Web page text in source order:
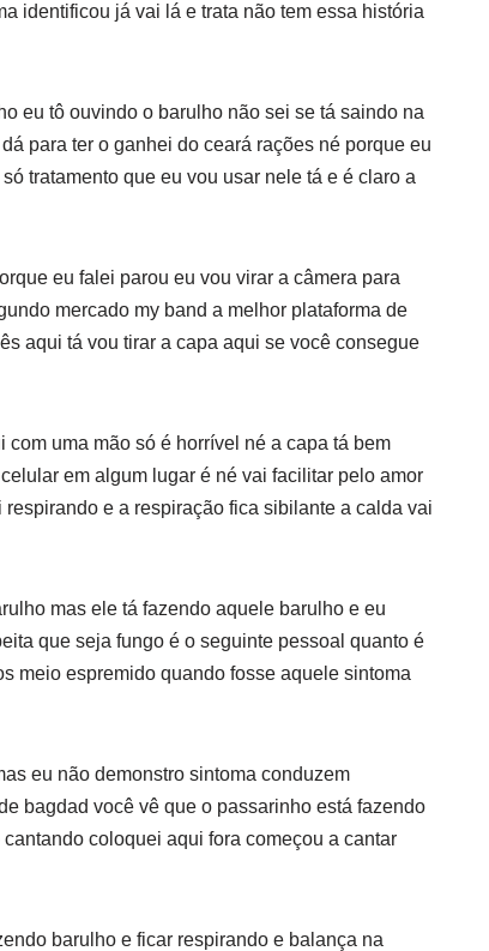
identificou já vai lá e trata não tem essa história
eu tô ouvindo o barulho não sei se tá saindo na
para ter o ganhei do ceará rações né porque eu
tratamento que eu vou usar nele tá e é claro a
eu falei parou eu vou virar a câmera para
mercado my band a melhor plataforma de
aqui tá vou tirar a capa aqui se você consegue
uma mão só é horrível né a capa tá bem
em algum lugar é né vai facilitar pelo amor
e a respiração fica sibilante a calda vai
mas ele tá fazendo aquele barulho e eu
que seja fungo é o seguinte pessoal quanto é
meio espremido quando fosse aquele sintoma
eu não demonstro sintoma conduzem
bagdad você vê que o passarinho está fazendo
coloquei aqui fora começou a cantar
barulho e ficar respirando e balança na